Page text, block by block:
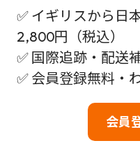
✅ イギリスから日
2,800円（税込）
✅ 国際追跡・配送
✅ 会員登録無料・
会員